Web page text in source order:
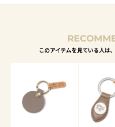
このアイテムを見ている人は